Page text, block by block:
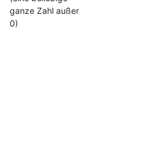
ganze Zahl außer
0)